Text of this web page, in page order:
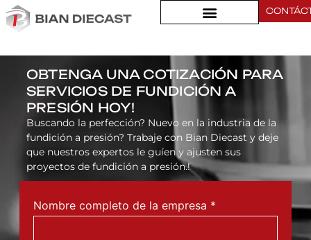
Acerca de
OBTENGA UNA COTIZACIÓN PARA
SERVICIOS DE FUNDICIÓN A
PRESIÓN HOY!
Buscando la perfección? Nuevo en la industria de la
fundición a presión? Trabaje con Bian Diecast y deje
que nuestros expertos le guíen y ajusten sus
proyectos de fundición a presión.!
Nombre completo de la empresa *